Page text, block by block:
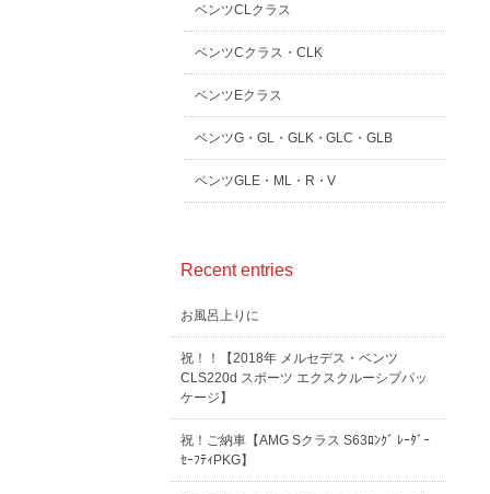
ベンツCLクラス
ベンツCクラス・CLK
ベンツEクラス
ベンツG・GL・GLK・GLC・GLB
ベンツGLE・ML・R・V
Recent entries
お風呂上りに
祝！！【2018年 メルセデス・ベンツ
CLS220d スポーツ エクスクルーシブパッ
ケージ】
祝！ご納車【AMG Sクラス S63ﾛﾝｸﾞ ﾚｰﾀﾞｰ
ｾｰﾌﾃｨPKG】